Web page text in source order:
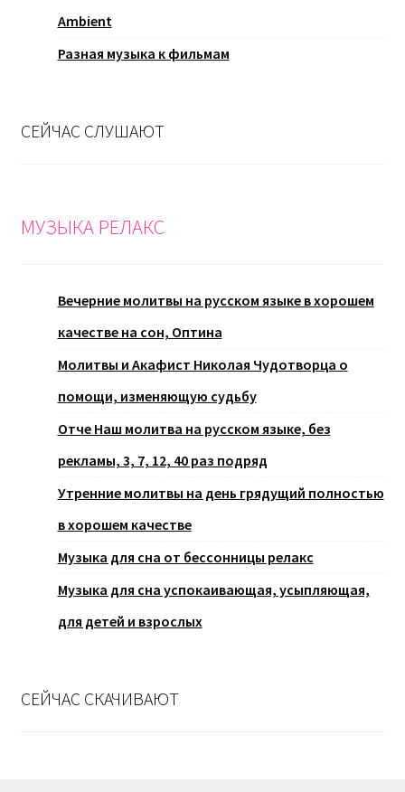
Ambient
Разная музыка к фильмам
СЕЙЧАС СЛУШАЮТ
МУЗЫКА РЕЛАКС
Вечерние молитвы на русском языке в хорошем
качестве на сон, Оптина
Молитвы и Акафист Николая Чудотворца о
помощи, изменяющую судьбу
Отче Наш молитва на русском языке, без
рекламы, 3, 7, 12, 40 раз подряд
Утренние молитвы на день грядущий полностью
в хорошем качестве
Музыка для сна от бессонницы релакс
Музыка для сна успокаивающая, усыпляющая,
для детей и взрослых
СЕЙЧАС СКАЧИВАЮТ